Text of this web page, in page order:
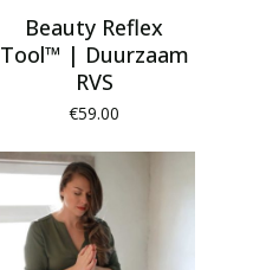
Beauty Reflex
Tool™ | Duurzaam
RVS
€59.00